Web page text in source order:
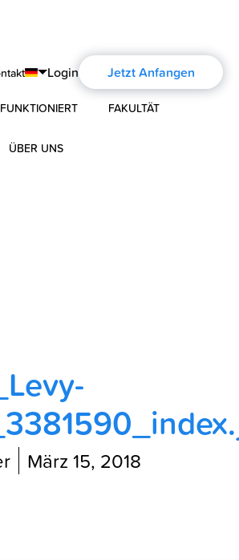
Login Jetzt Anfangen
FAKULTÄT
ÜBER UNS
Blog
März 15, 2018